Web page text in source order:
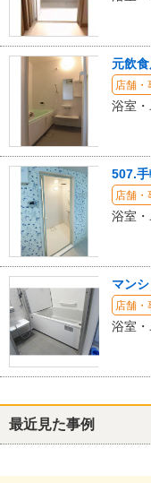
元飲
店舗・
浴室
507.
店舗・
浴室
マン
店舗・
浴室
最近見た事例